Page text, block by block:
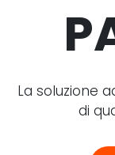
La soluzione
di